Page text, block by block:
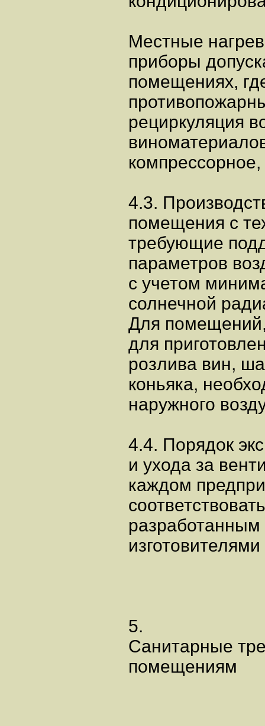
Местные
приборы
помещениях,
рециркуляция
4.3.
помещения с
требующие
параметров
с учетом
солнечной
Для
для
розлива вин,
коньяка,
наружного
4.4. Порядок
и ухода за
каждом
5.
Санитарные
помещениям